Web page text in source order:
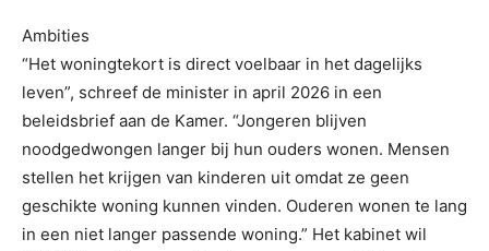
Ambities
“Het woningtekort is direct voelbaar in het dagelijks
leven”, schreef de minister in april 2026 in een
beleidsbrief aan de Kamer. “Jongeren blijven
noodgedwongen langer bij hun ouders wonen. Mensen
stellen het krijgen van kinderen uit omdat ze geen
geschikte woning kunnen vinden. Ouderen wonen te lang
in een niet langer passende woning.” Het kabinet wil